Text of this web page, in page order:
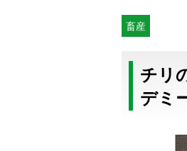
畜産
チリ
デミ